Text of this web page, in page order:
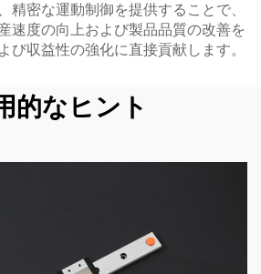
精密な運動制御を提供することで、
速度の向上および製品品質の改善を
び収益性の強化に直接貢献します。
的なヒント